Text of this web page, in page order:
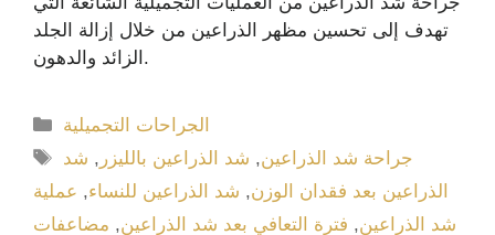
تهدف إلى تحسين مظهر الذراعين من خلال إزالة الجلد
الزائد والدهون.
الجراحات التجميلية
جراحة شد الذراعين, شد الذراعين بالليزر , شد
الذراعين بعد فقدان الوزن, شد الذراعين للنساء, عملية
شد الذراعين, فترة التعافي بعد شد الذراعين, مضاعفات